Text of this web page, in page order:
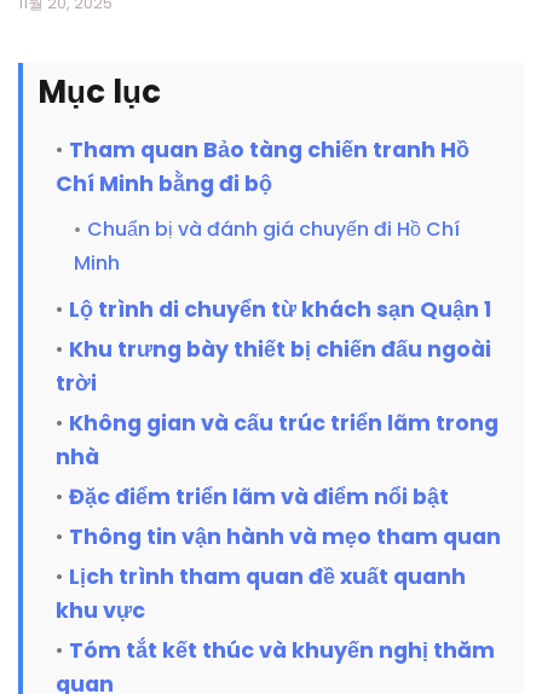
Mục lục
Tham quan Bảo tàng chiến tranh Hồ
Chí Minh bằng đi bộ
Chuẩn bị và đánh giá chuyến đi Hồ Chí
Minh
Lộ trình di chuyển từ khách sạn Quận 1
Khu trưng bày thiết bị chiến đấu ngoài
trời
Không gian và cấu trúc triển lãm trong
nhà
Đặc điểm triển lãm và điểm nổi bật
Thông tin vận hành và mẹo tham quan
Lịch trình tham quan đề xuất quanh
khu vực
Tóm tắt kết thúc và khuyến nghị thăm
quan